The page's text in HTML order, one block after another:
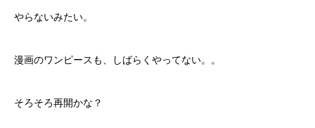
やらないみたい。
漫画のワンピースも、しばらくやってない。。
そろそろ再開かな？